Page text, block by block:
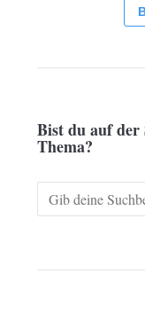
Bist du auf der
Thema?
Search
for: